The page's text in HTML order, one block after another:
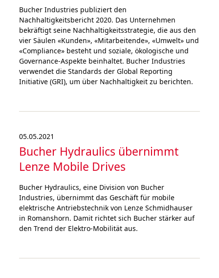
Bucher Industries publiziert den
Nachhaltigkeitsbericht 2020. Das Unternehmen
bekräftigt seine Nachhaltigkeitsstrategie, die aus den
vier Säulen «Kunden», «Mitarbeitende», «Umwelt» und
«Compliance» besteht und soziale, ökologische und
Governance-Aspekte beinhaltet. Bucher Industries
verwendet die Standards der Global Reporting
Initiative (GRI), um über Nachhaltigkeit zu berichten.
05.05.2021
Bucher Hydraulics über­nimmt
Lenze Mobile Drives
Bucher Hydraulics, eine Division von Bucher
Industries, übernimmt das Geschäft für mobile
elektrische Antriebstechnik von Lenze Schmidhauser
in Romanshorn. Damit richtet sich Bucher stärker auf
den Trend der Elektro-Mobilität aus.